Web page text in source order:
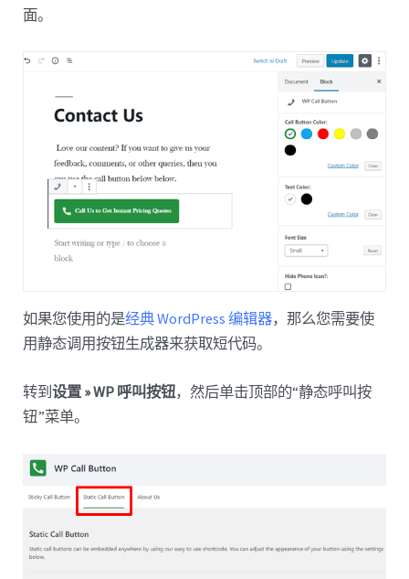
面。
如果您使用的是经典 WordPress 编辑器，那么您需要使
用静态调用按钮生成器来获取短代码。
转到设置 » WP 呼叫按钮，然后单击顶部的“静态呼叫按
钮”菜单。